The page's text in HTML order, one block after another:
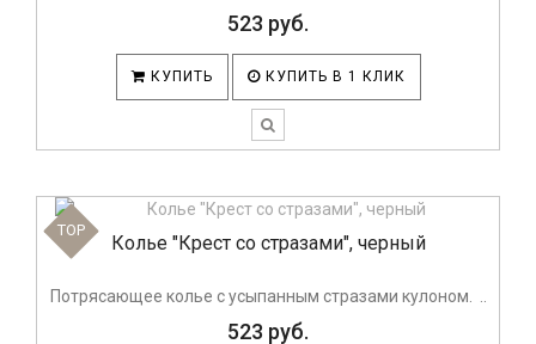
523 руб.
КУПИТЬ КУПИТЬ В 1 КЛИК
TOP
Колье "Крест со стразами", черный
Потрясающее колье с усыпанным стразами кулоном. ..
523 руб.